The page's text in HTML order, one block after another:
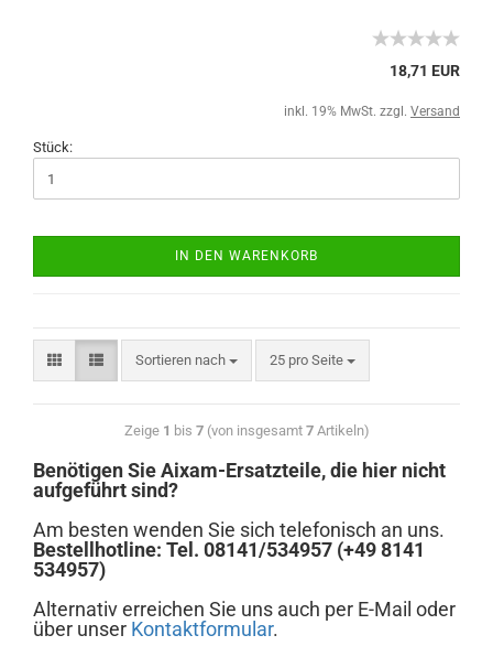
18,71 EUR
inkl. 19% MwSt. zzgl. Versand
Stück:
IN DEN WARENKORB
Sortieren nach 25 pro Seite
Zeige 1 bis 7(von insgesamt 7Artikeln)
Benötigen Sie Aixam-Ersatzteile, die hier nicht
aufgeführt sind?
Am besten wenden Sie sich telefonisch an uns.
Bestellhotline: Tel. 08141/534957 (+49 8141
534957)
Alternativ erreichen Sie uns auch per E-Mail oder
über unser Kontaktformular.